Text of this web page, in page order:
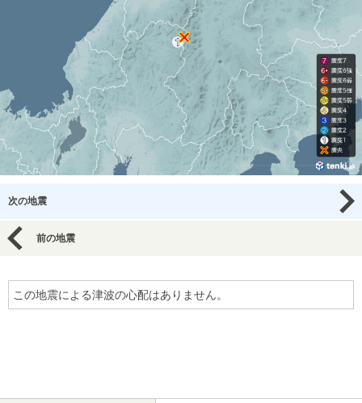
次の地震
前の地震
この地震による津波の心配はありません。